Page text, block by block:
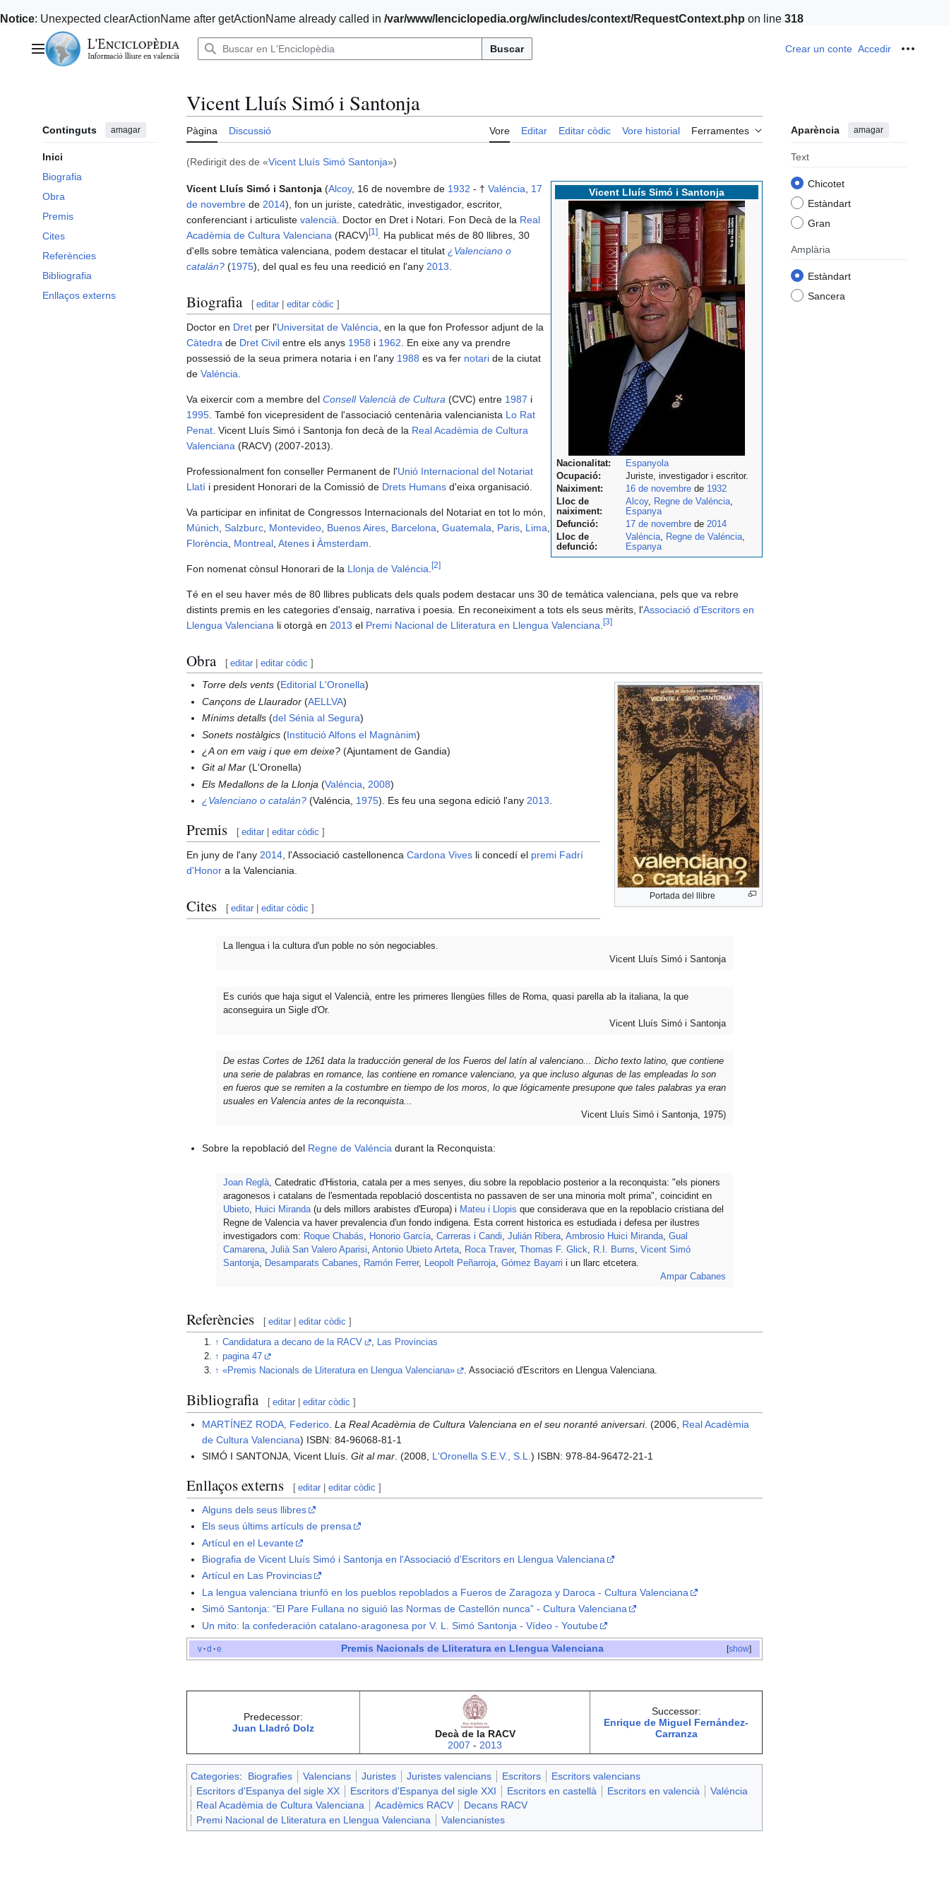
Notice: Unexpected clearActionName after getActionName already called in /var/www/lenciclopedia.org/w/includes/context/RequestContext.php on line 318
contingutMenú principal Buscar Crear un conte Accedir
Continguts amagar
Inici
Biografia
Obra
Premis
Cites
Referències
Bibliografia
Enllaços externs
Vicent Lluís Simó i Santonja
Pàgina Discussió Vore Editar Editar còdic Vore historial Ferramentes Aparència amagar
Text
Chicotet
Estàndart
Gran
Amplària
Estàndart
Sancera
(Redirigit des de «Vicent Lluís Simó Santonja»)
Vicent Lluís Simó i Santonja
Nacionalitat:
Espanyola
Ocupació:
Juriste, investigador i escritor.
Naiximent:
16 de novembre de 1932
Lloc de
naiximent:
Alcoy, Regne de Valéncia,
Espanya
Defunció:
17 de novembre de 2014
Lloc de
defunció:
Valéncia, Regne de Valéncia,
Espanya
Vicent Lluís Simó i Santonja (Alcoy, 16 de novembre de 1932 - † Valéncia
17
de novembre de 2014), fon un juriste, catedràtic, investigador, escritor,
conferenciant i articuliste valencià . Doctor en Dret i Notari. Fon Decà de la Real
Acadèmia de Cultura Valenciana (RACV) [1 ]
. Ha publicat més de 80 llibres, 30
d'ells sobre temàtica valenciana, podem destacar el titulat ¿Valenciano o
catalán? (1975), del qual es feu una reedició en l'any 2013
Biografia [ editar |editar còdic ]
Doctor en Dret per l'Universitat de Valéncia , en la que fon Professor adjunt de la
Càtedra de Dret Civil entre els anys 1958 i 1962 . En eixe any va prendre
possessió de la seua primera notaria i en l'any 1988 es va fer notari de la ciutat
de Valéncia
Va eixercir com a membre del Consell Valencià de Cultura (CVC) entre 1987 i
1995 . També fon vicepresident de l'associació centenària valencianista Lo Rat
Penat . Vicent Lluís Simó i Santonja fon decà de la Real Acadèmia de Cultura
Valenciana (RACV) (2007-2013).
Professionalment fon conseller Permanent de l'Unió Internacional del Notariat
Llatí i president Honorari de la Comissió de Drets Humans d'eixa organisació.
Va participar en infinitat de Congressos Internacionals del Notariat en tot lo món,
Múnich Salzburc Montevideo Buenos Aires Barcelona Guatemala Paris Lima
Florència
Montreal Atenes i Àmsterdam
Fon nomenat cònsul Honorari de la Llonja de Valéncia [2]
Té en el seu haver més de 80 llibres publicats dels quals podem destacar uns 30 de temàtica valenciana, pels que va rebre
distints premis en les categories d'ensaig, narrativa i poesia. En reconeiximent a tots els seus mèrits, l'Associació d'Escritors en
Llengua Valenciana li otorgà en 2013 el Premi Nacional de Lliteratura en Llengua Valenciana [3]
Obra [ editar |editar còdic ]
Portada del llibre
Torre dels vents (Editorial L'Oronella)
Cançons de Llaurador (AELLVA)
Mínims detalls (del Sénia al Segura)
Sonets nostàlgics (Institució Alfons el Magnànim)
¿A on em vaig i que em deixe? (Ajuntament de Gandia)
Git al Mar (L'Oronella)
Els Medallons de la Llonja (Valéncia 2008)
¿Valenciano o catalán? (Valéncia, 1975). Es feu una segona edició l'any 2013
Premis [ editar |editar còdic ]
En juny de l'any 2014, l'Associació castellonenca Cardona Vives li concedí el premi Fadrí
d'Honor a la Valenciania.
Cites [ editar |editar còdic ]
La llengua i la cultura d'un poble no són negociables.
Vicent Lluís Simó i Santonja
Es curiós que haja sigut el Valencià, entre les primeres llengües filles de Roma, quasi parella ab la italiana, la que
aconseguira un Sigle d'Or.
Vicent Lluís Simó i Santonja
De estas Cortes de 1261 data la traducción general de los Fueros del latín al valenciano... Dicho texto latino, que contiene
una serie de palabras en romance, las contiene en romance valenciano, ya que incluso algunas de las empleadas lo son
en fueros que se remiten a la costumbre en tiempo de los moros, lo que lógicamente presupone que tales palabras ya eran
usuales en Valencia antes de la reconquista...
Vicent Lluís Simó i Santonja, 1975)
Sobre la repoblació del Regne de Valéncia durant la Reconquista:
Joan Reglà , Catedratic d'Historia, catala per a mes senyes, diu sobre la repoblacio posterior a la reconquista: "els pioners
aragonesos i catalans de l'esmentada repoblació doscentista no passaven de ser una minoria molt prima", coincidint en
Ubieto
Huici Miranda (u dels millors arabistes d'Europa) i Mateu i Llopis que considerava que en la repoblacio cristiana del
Regne de Valencia va haver prevalencia d'un fondo indigena. Esta corrent historica es estudiada i defesa per ilustres
investigadors com: Roque Chabás Honorio García Carreras i Candi Julián Ribera Ambrosio Huici Miranda Gual
Camarena Julià San Valero Aparisi Antonio Ubieto Arteta Roca Traver, Thomas F. Glick R.I. Burns
Vicent Simó
Santonja
Desamparats Cabanes Ramón Ferrer, Leopolt Peñarroja Gómez Bayarri i un llarc etcetera.
Ampar Cabanes
Referències [ editar |editar còdic ]
↑ Candidatura a decano de la RACV , Las Provincias
↑ pagina 47
↑ «Premis Nacionals de Lliteratura en Llengua Valenciana» . Associació d'Escritors en Llengua Valenciana.
Bibliografia [ editar |editar còdic ]
MARTÍNEZ RODA, Federico .La Real Acadèmia de Cultura Valenciana en el seu noranté aniversari. (2006, Real Acadèmia
de Cultura Valenciana) ISBN: 84-96068-81-1
SIMÓ I SANTONJA, Vicent Lluís.Git al mar. (2008, L'Oronella S.E.V., S.L.) ISBN: 978-84-96472-21-1
Enllaços externs [ editar |editar còdic ]
Alguns dels seus llibres
Els seus últims artículs de prensa
Artícul en el Levante
Biografia de Vicent Lluís Simó i Santonja en l'Associació d'Escritors en Llengua Valenciana
Artícul en Las Provincias
La lengua valenciana triunfó en los pueblos repoblados a Fueros de Zaragoza y Daroca - Cultura Valenciana
Simó Santonja: “El Pare Fullana no siguió las Normas de Castellón nunca” - Cultura Valenciana
Un mito: la confederación catalano-aragonesa por V. L. Simó Santonja - Vídeo - Youtube
[show]
v·d ·e Premis Nacionals de Lliteratura en Llengua Valenciana
Predecessor:
Juan Lladró Dolz
Decà de la RACV
2007 - 2013
Successor:
Enrique de Miguel Fernández-
Carranza
Categories: Biografies Valencians Juristes Juristes valencians Escritors
Escritors valencians
Escritors d'Espanya del sigle XX
Escritors d'Espanya del sigle XXI Escritors en castellà Escritors en valencià
Valéncia
Real Acadèmia de Cultura Valenciana
Acadèmics RACV
Decans RACV
Premi Nacional de Lliteratura en Llengua Valenciana
Valencianistes